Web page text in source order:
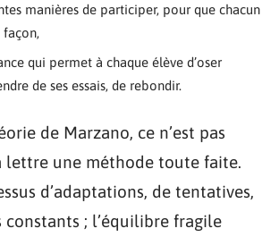
manières de participer, pour que chacun
façon,
qui permet à chaque élève d’oser
de ses essais, de rebondir.
de Marzano, ce n’est pas
lettre une méthode toute faite.
d’adaptations, de tentatives,
constants ; l’équilibre fragile